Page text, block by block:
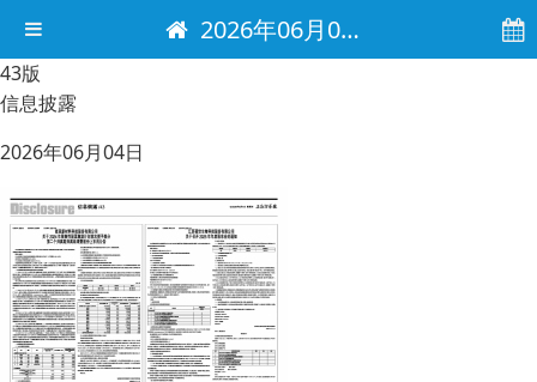
2026年06月04日 电子报
43版
信息披露
2026年06月04日